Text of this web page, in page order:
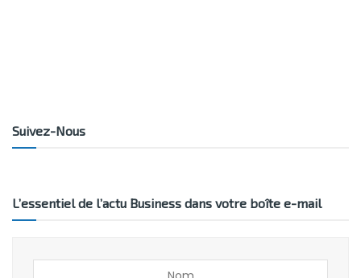
Suivez-Nous
L’essentiel de l’actu Business dans votre boîte e-mail